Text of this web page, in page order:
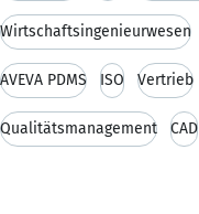
Wirtschaftsingenieurwesen
AVEVA PDMS ISO Vertrieb
Qualitätsmanagement CAD